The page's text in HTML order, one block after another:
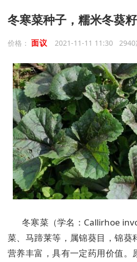
冬寒菜种子，糯米冬葵
价格： 面议 2021-11-11 11:30 2940
冬寒菜（学名：Callirhoe
菜、马蹄莱等，属锦葵目，锦葵
营养丰富，具有一定药用价值。